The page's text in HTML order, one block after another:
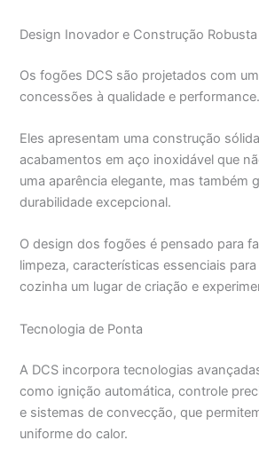
Design Inovador e Construção Robusta
Os fogões DCS são projetados com
concessões à qualidade e performance.
Eles apresentam uma construção
acabamentos em aço inoxidável que
uma aparência elegante, mas também
durabilidade excepcional.
O design dos fogões é pensado para
limpeza, características essenciais
cozinha um lugar de criação e
Tecnologia de Ponta
A DCS incorpora tecnologias
como ignição automática, controle
e sistemas de convecção, que
uniforme do calor.